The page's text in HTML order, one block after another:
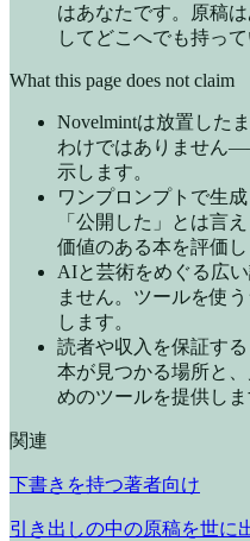
はあなたです。原稿
してどこへでも持って
What this page does not claim
Novelmintは放置した
わけではありません
示します。
ワンプロンプトで生
「公開した」とは言
価値のある本を評価し
AIと芸術をめぐる広
ません。ツールを使
します。
読者や収入を保証す
本が見つかる場所と
めのツールを提供しま
関連
下書きを持つ著者向け
引き出しの中の原稿を世に